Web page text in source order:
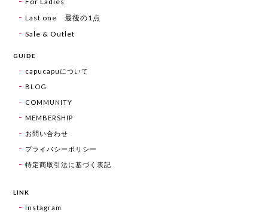
Last one 最後の1点
Sale & Outlet
GUIDE
capucapuについて
BLOG
COMMUNITY
MEMBERSHIP
お問い合わせ
プライバシーポリシー
特定商取引法に基づく表記
LINK
Instagram